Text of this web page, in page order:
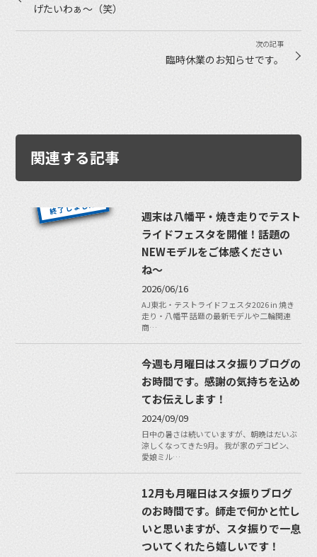
げたいわぁ〜（笑）
臨時休業のお知らせです。
関連する記事
週末は八幡平・焼き走りでテスト
ライドフェスタを開催！話題の
NEWモデルをご体感ください
ね〜
2026/06/16
AJ東北・テストライドフェスタ2026 in 焼き
走り・八幡平 話題の最新モデルや二輪関連
商…
今週も月曜日はスタ振りブログの
お時間です。感謝の気持ちを込め
てお伝えします！
2024/09/09
日中の暑さは続いていますが、朝晩はだいぶ
涼しくなってきた9月。 我が家のデコピン、
愛娘ミル…
12月も月曜日はスタ振りブログ
のお時間です。師走で何かと忙し
いと思いますが、スタ振りで一息
ついてくれたら嬉しいです！